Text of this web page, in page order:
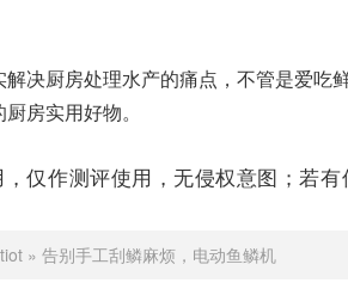
决厨房处理水产的痛点，不管是爱吃
房实用好物。
仅作测评使用，无侵权意图；若有
» 告别手工刮鳞麻烦，电动鱼鳞机